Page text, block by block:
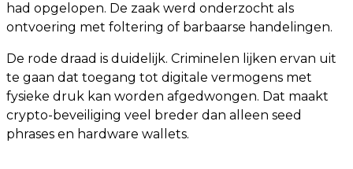
had opgelopen. De zaak werd onderzocht als
ontvoering met foltering of barbaarse handelingen.
De rode draad is duidelijk. Criminelen lijken ervan uit
te gaan dat toegang tot digitale vermogens met
fysieke druk kan worden afgedwongen. Dat maakt
crypto-beveiliging veel breder dan alleen seed
phrases en hardware wallets.